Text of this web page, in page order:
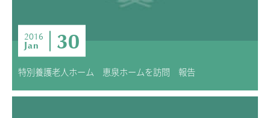
2016
Jan 30
特別養護老人ホーム 恵泉ホームを訪問 報告